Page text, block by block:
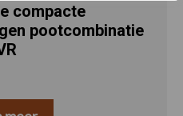
compacte
pootcombinatie